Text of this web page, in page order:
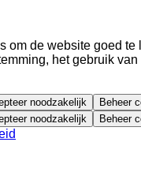
om de website goed te
het gebruik
noodzakelijk
Beheer
noodzakelijk Beheer